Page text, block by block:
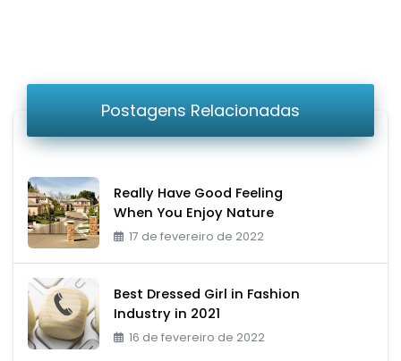
Postagens Relacionadas
Really Have Good Feeling
When You Enjoy Nature
17 de fevereiro de 2022
Best Dressed Girl in Fashion
Industry in 2021
16 de fevereiro de 2022